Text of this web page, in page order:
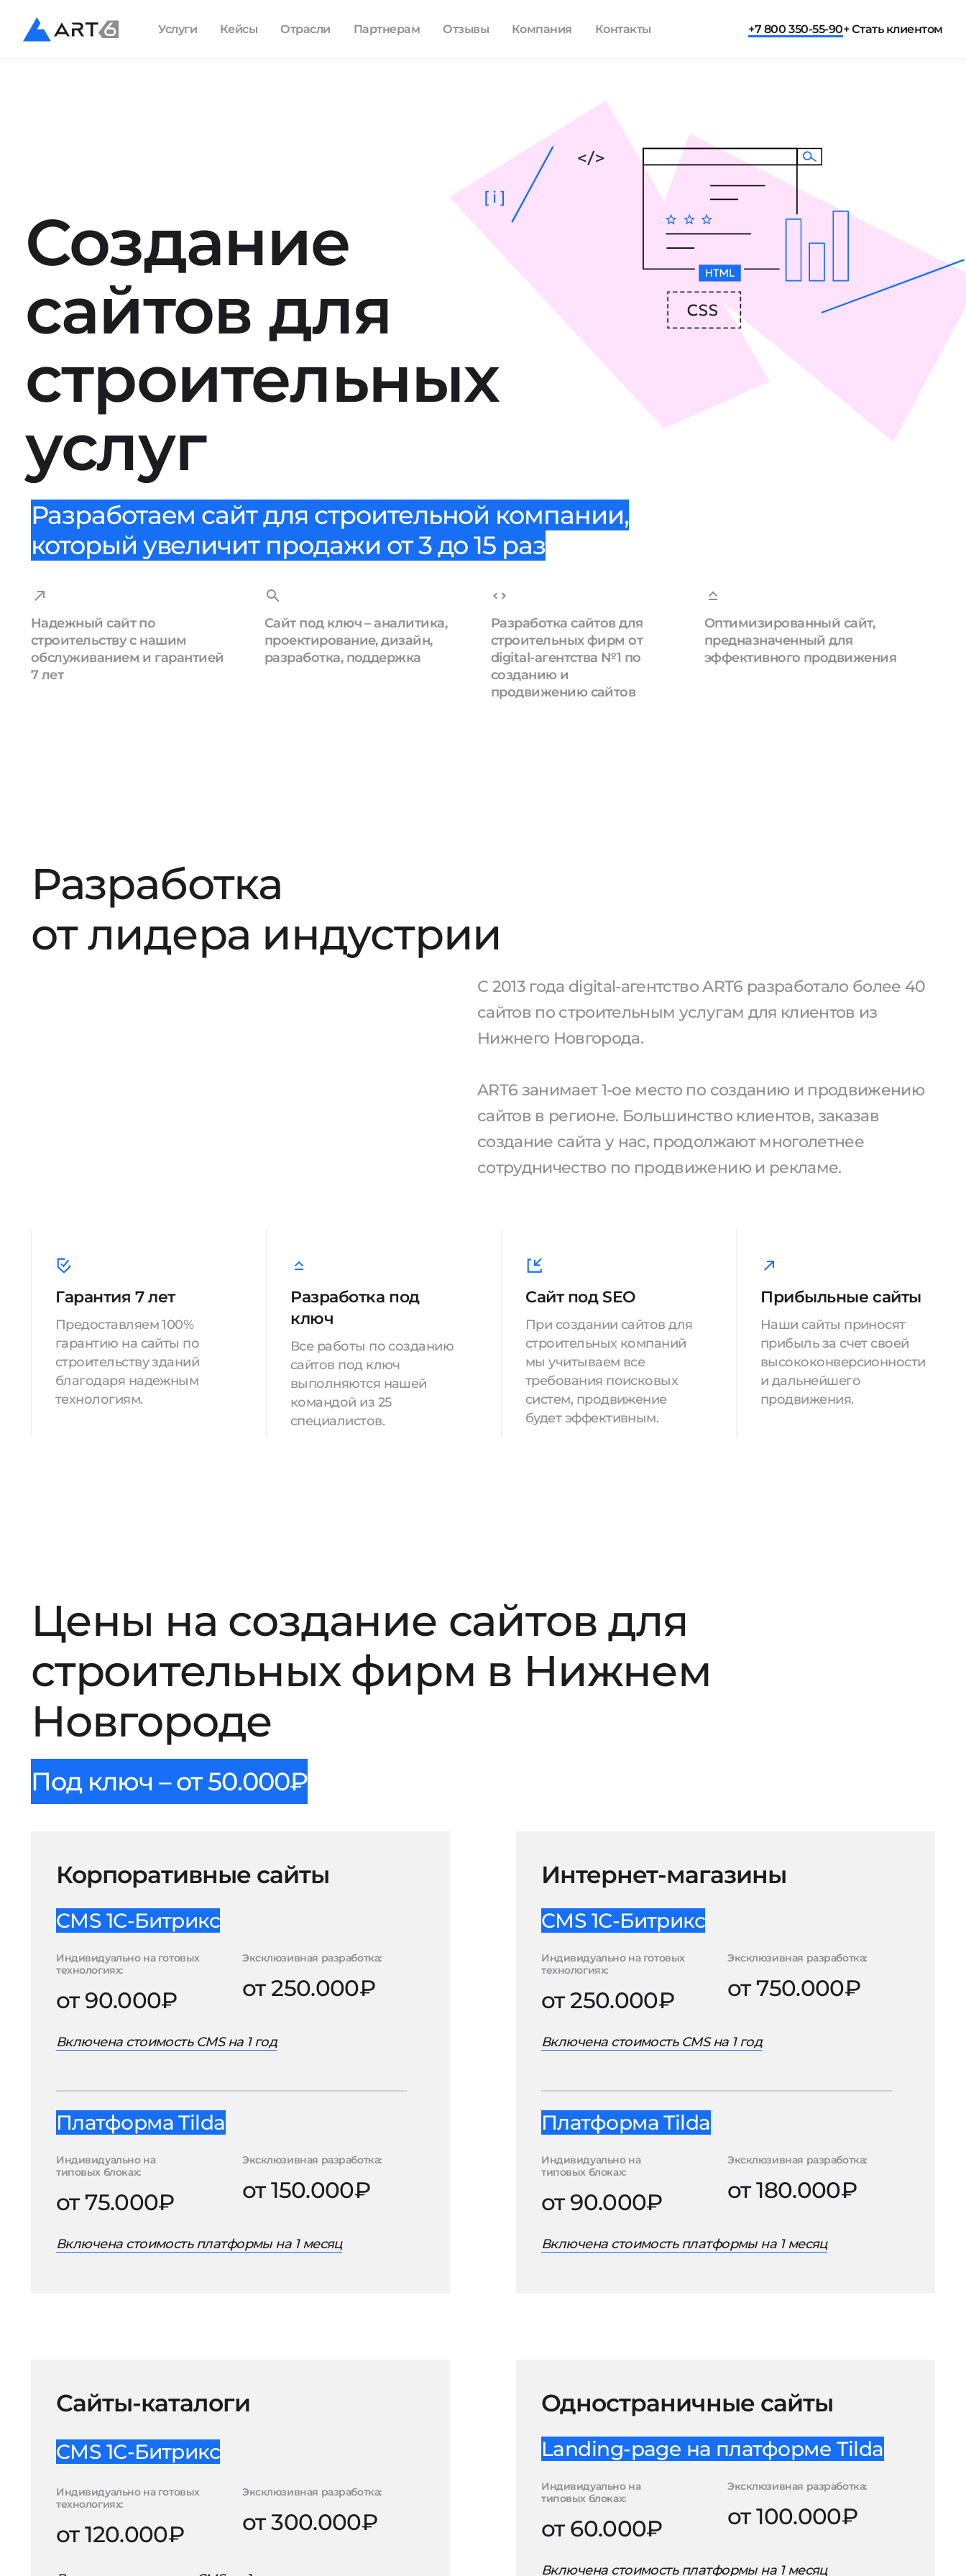
Услуги Кейсы Отрасли Партнерам Отзывы Компания Контакты +7 800 350-55-90+ Стать клиентом
Создание
сайтов для
строительных
услуг
[ i ]
Разработаем сайт для строительной компании,
который увеличит продажи от 3 до 15 раз
Надежный сайт по
строительству с нашим
обслуживанием и гарантией
7 лет
Сайт под ключ – аналитика,
проектирование, дизайн,
разработка, поддержка
Разработка сайтов для
строительных фирм от
digital-агентства №1 по
созданию и
продвижению сайтов
Оптимизированный сайт,
предназначенный для
эффективного продвижения
Разработка
от лидера индустрии
С 2013 года digital-агентство ART6 разработало более 40
сайтов по строительным услугам для клиентов из
Нижнего Новгорода.
ART6 занимает 1-ое место по созданию и продвижению
сайтов в регионе. Большинство клиентов, заказав
создание сайта у нас, продолжают многолетнее
сотрудничество по продвижению и рекламе.
Гарантия 7 лет
Предоставляем 100%
гарантию на сайты по
строительству зданий
благодаря надежным
технологиям.
Разработка под
ключ
Все работы по созданию
сайтов под ключ
выполняются нашей
командой из 25
специалистов.
Сайт под SEO
При создании сайтов для
строительных компаний
мы учитываем все
требования поисковых
систем, продвижение
будет эффективным.
Прибыльные сайты
Наши сайты приносят
прибыль за счет своей
высококонверсионности
и дальнейшего
продвижения.
Цены на создание сайтов для
строительных фирм в Нижнем
Новгороде
Под ключ – от 50.000₽
Корпоративные сайты
CMS 1С-Битрикс
Индивидуально на готовых
технологиях:
от 90.000₽
Эксклюзивная разработка:
от 250.000₽
Включена стоимость CMS на 1 год
Платформа Tilda
Индивидуально на
типовых блоках:
от 75.000₽
Эксклюзивная разработка:
от 150.000₽
Включена стоимость платформы на 1 месяц
Интернет-магазины
CMS 1С-Битрикс
Индивидуально на готовых
технологиях:
от 250.000₽
Эксклюзивная разработка:
от 750.000₽
Включена стоимость CMS на 1 год
Платформа Tilda
Индивидуально на
типовых блоках:
от 90.000₽
Эксклюзивная разработка:
от 180.000₽
Включена стоимость платформы на 1 месяц
Сайты-каталоги
CMS 1С-Битрикс
Индивидуально на готовых
технологиях:
от 120.000₽
Эксклюзивная разработка:
от 300.000₽
Одностраничные сайты
Landing-page на платформе Tilda
Индивидуально на
типовых блоках:
от 60.000₽
Эксклюзивная разработка:
от 100.000₽
Включена стоимость платформы на 1 месяц